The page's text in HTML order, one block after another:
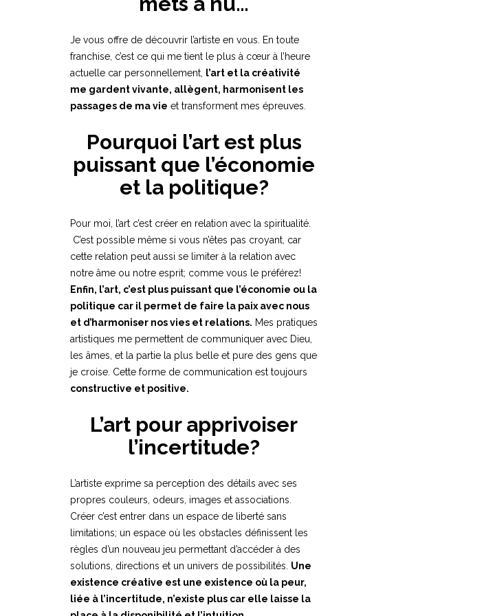
Je vous offre de découvrir l’artiste en vous. En toute
franchise, c’est ce qui me tient le plus à cœur à l’heure
actuelle car personnellement, l’art et la créativité
me gardent vivante, allègent, harmonisent les
passages de ma vie et transforment mes épreuves.
Pourquoi l’art est plus
puissant que l’économie
et la politique?
Pour moi, l’art c’est créer en relation avec la spiritualité.
C’est possible même si vous n’êtes pas croyant, car
cette relation peut aussi se limiter à la relation avec
notre âme ou notre esprit; comme vous le préférez!
Enfin, l’art, c’est plus puissant que l’économie ou la
politique car il permet de faire la paix avec nous
et d’harmoniser nos vies et relations. Mes pratiques
artistiques me permettent de communiquer avec Dieu,
les âmes, et la partie la plus belle et pure des gens que
je croise. Cette forme de communication est toujours
constructive et positive.
L’art pour apprivoiser
l’incertitude?
L’artiste exprime sa perception des détails avec ses
propres couleurs, odeurs, images et associations.
Créer c’est entrer dans un espace de liberté sans
limitations; un espace où les obstacles définissent les
règles d’un nouveau jeu permettant d’accéder à des
solutions, directions et un univers de possibilités. Une
existence créative est une existence où la peur,
liée à l’incertitude, n’existe plus car elle laisse la